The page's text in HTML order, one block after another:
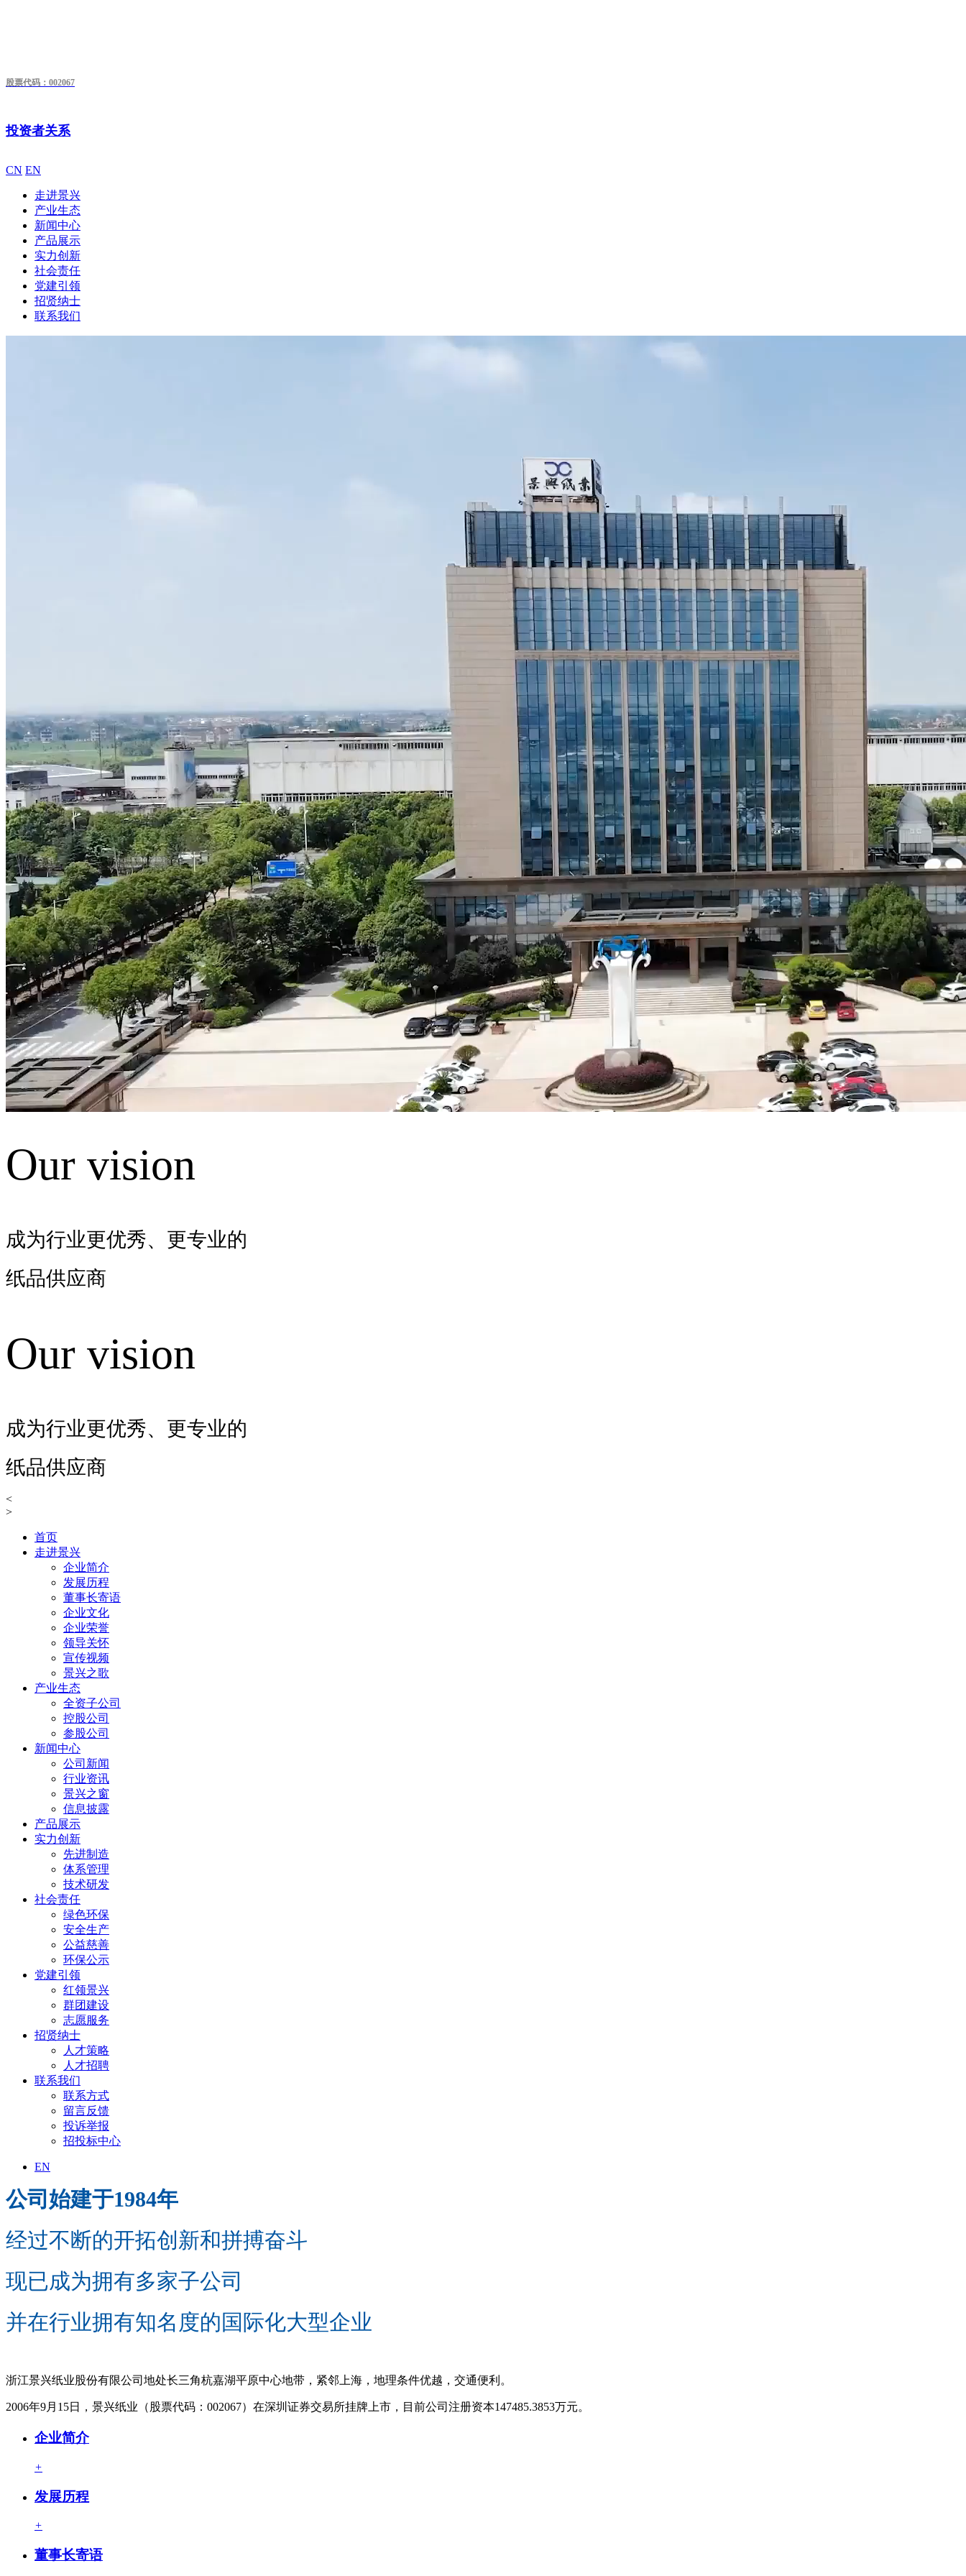
股票代码：002067
投资者关系
CN EN
走进景兴
产业生态
新闻中心
产品展示
实力创新
社会责任
党建引领
招贤纳士
联系我们
Our vision
成为行业更优秀、更专业的
纸品供应商
Our vision
成为行业更优秀、更专业的
纸品供应商
<
>
首页
走进景兴
企业简介
发展历程
董事长寄语
企业文化
企业荣誉
领导关怀
宣传视频
景兴之歌
产业生态
全资子公司
控股公司
参股公司
新闻中心
公司新闻
行业资讯
景兴之窗
信息披露
产品展示
实力创新
先进制造
体系管理
技术研发
社会责任
绿色环保
安全生产
公益慈善
环保公示
党建引领
红领景兴
群团建设
志愿服务
招贤纳士
人才策略
人才招聘
联系我们
联系方式
留言反馈
投诉举报
招投标中心
EN
公司始建于1984年
经过不断的开拓创新和拼搏奋斗
现已成为拥有多家子公司
并在行业拥有知名度的国际化大型企业
浙江景兴纸业股份有限公司地处长三角杭嘉湖平原中心地带，紧邻上海，地理条件优越，交通便利。
2006年9月15日，景兴纸业（股票代码：002067）在深圳证券交易所挂牌上市，目前公司注册资本147485.3853万元。
企业简介
+
发展历程
+
董事长寄语